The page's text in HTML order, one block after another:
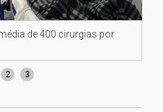
de 400 cirurgias por
2 3